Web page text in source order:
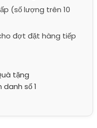
(số lượng trên 10
đợt đặt hàng tiếp